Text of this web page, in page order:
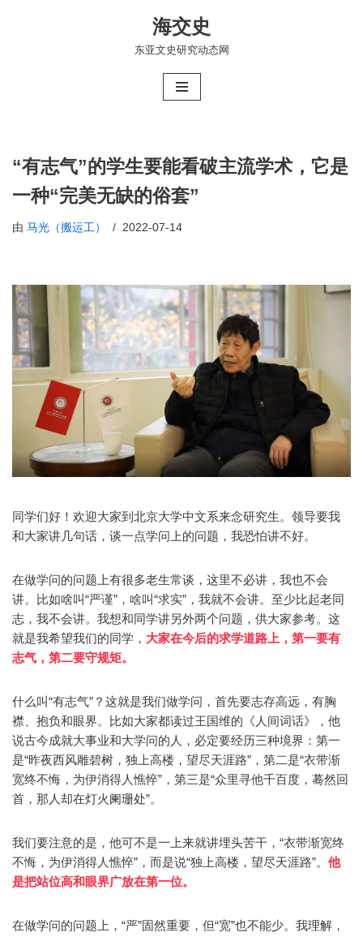
海交史
东亚文史研究动态网
“有志气”的学生要能看破主流学术，它是
一种“完美无缺的俗套”
由 马光（搬运工） 2022-07-14
同学们好！欢迎大家到北京大学中文系来念研究生。领导要我
和大家讲几句话，谈一点学问上的问题，我恐怕讲不好。
在做学问的问题上有很多老生常谈，这里不必讲，我也不会
讲。比如啥叫“严谨”，啥叫“求实”，我就不会讲。至少比起老同
志，我不会讲。我想和同学讲另外两个问题，供大家参考。这
就是我希望我们的同学， 大家在今后的求学道路上，第一要有
志气，第二要守规矩。
什么叫“有志气”？这就是我们做学问，首先要志存高远，有胸
襟、抱负和眼界。比如大家都读过王国维的《人间词话》，他
说古今成就大事业和大学问的人，必定要经历三种境界：第一
是“昨夜西风雕碧树，独上高楼，望尽天涯路”，第二是“衣带渐
宽终不悔，为伊消得人憔悴”，第三是“众里寻他千百度，蓦然回
首，那人却在灯火阑珊处”。
我们要注意的是，他可不是一上来就讲埋头苦干，“衣带渐宽终
不悔，为伊消得人憔悴”，而是说“独上高楼，望尽天涯路”。 他
是把站位高和眼界广放在第一位。
在做学问的问题上，“严”固然重要，但“宽”也不能少。我理解，